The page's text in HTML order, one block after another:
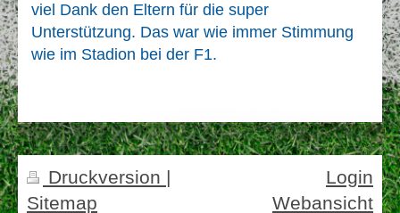
viel Dank den Eltern für die super
Unterstützung. Das war wie immer Stimmung
wie im Stadion bei der F1.
Druckversion |
Sitemap
Login
Webansicht